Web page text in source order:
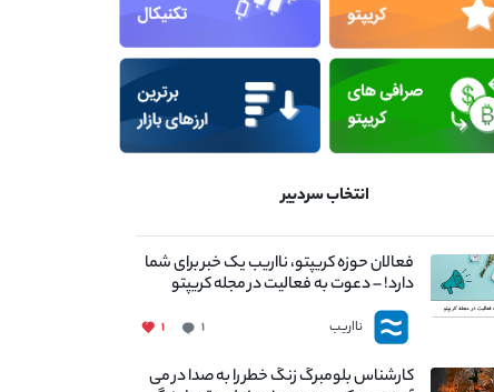
انتخاب سردبیر
فعالان حوزه کریپتو، نااریب یک خبر برای شما
دارد! – دعوت به فعالیت در مجله کریپتو
نااریب ۱ ۱
کارشناس بلومبرگ زنگ خطر را به صدا در می